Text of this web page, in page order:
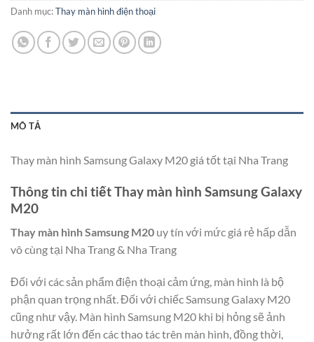
Danh mục:Thay màn hình điện thoại
MÔ TẢ
Thay màn hình Samsung Galaxy M20 giá tốt tại Nha Trang
Thông tin chi tiết Thay màn hình Samsung Galaxy
M20
Thay màn hình Samsung M20 uy tín với mức giá rẻ hấp dẫn
vô cùng tại Nha Trang & Nha Trang
Đối với các sản phẩm điện thoại cảm ứng, màn hình là bộ
phận quan trọng nhất. Đối với chiếc Samsung Galaxy M20
cũng như vậy. Màn hình Samsung M20 khi bị hỏng sẽ ảnh
hưởng rất lớn đến các thao tác trên màn hình, đồng thời,